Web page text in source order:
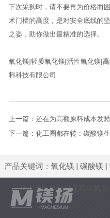
下次采购时，请不要再为价格而
术门槛的高度，是对安全底线的
之姿，助你做出最精准的选择。
氧化镁|轻质氧化镁|活性氧化镁|
料科技有限公司
上一篇： 还在为高额原料成本发
供，大幅降低你的采购成本！
下一篇： 化工圈都在转：碳酸镁
产品关键词： 氧化镁 碳酸镁
格| 活性氧化镁|